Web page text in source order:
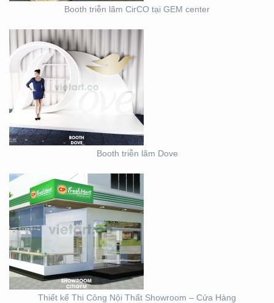
Booth triễn lãm CirCO tại GEM center
Booth triễn lãm Dove
THIẾT KẾ THI CÔNG
NỘI THẤT SHOWROOM
– CỬA HÀNG
Thiết kế Thi Công Nội Thất Showroom – Cửa Hàng
THIẾT KẾ KIOSK TRÀ
SỮA EASY LIFE